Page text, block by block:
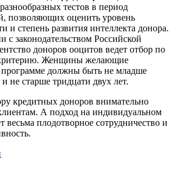
тестов в период
позволяющих оценить уровень
и степень развития интеллекта донора.
с законодательством Российской
доноров ооцитов ведет отбор по
Женщины желающие
программе должны быть не младше
не старше тридцати двух лет.
кредитных доноров внимательно
А подход на индивидуальном
весьма плодотворное сотрудничество и